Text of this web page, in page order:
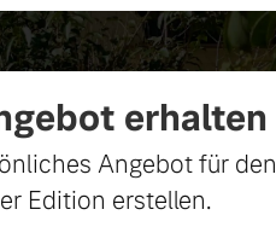
erhalten
Angebot für den
Edition erstellen.